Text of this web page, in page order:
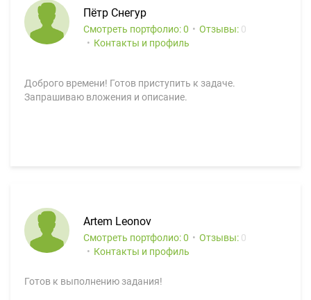
Пётр Снегур
Смотреть портфолио: 0 Отзывы: 0
Контакты и профиль
Доброго времени! Готов приступить к задаче.
Запрашиваю вложения и описание.
Artem Leonov
Смотреть портфолио: 0 Отзывы: 0
Контакты и профиль
Готов к выполнению задания!